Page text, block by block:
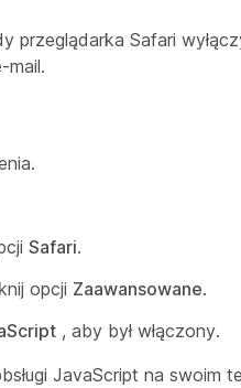
przeglądarka Safari
mail.
Safari.
opcji Zaawansowane.
, aby był włączony.
JavaScript na swoim